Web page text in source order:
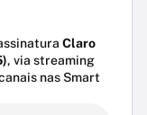
Claro
, via streaming
nas Smart